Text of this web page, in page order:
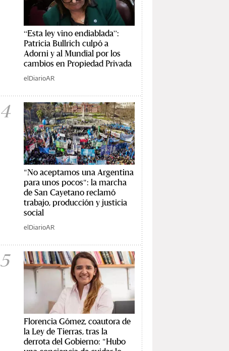
“Esta ley vino endiablada”:
Patricia Bullrich culpó a
Adorni y al Mundial por los
cambios en Propiedad Privada
elDiarioAR
4
"No aceptamos una Argentina
para unos pocos": la marcha
de San Cayetano reclamó
trabajo, producción y justicia
social
elDiarioAR
5
Florencia Gómez, coautora de
la Ley de Tierras, tras la
derrota del Gobierno: "Hubo